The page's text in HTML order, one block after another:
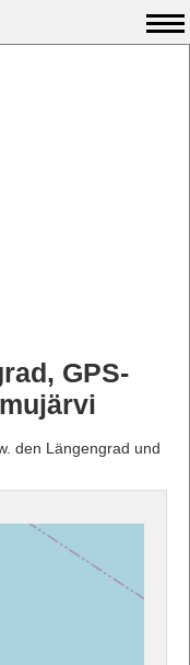
GPS-
den Längengrad und